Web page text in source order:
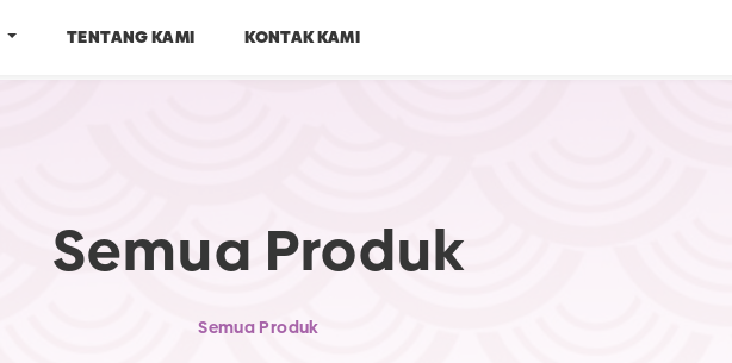
TENTANG KAMI KONTAK KAMI
Semua Produk
Semua Produk